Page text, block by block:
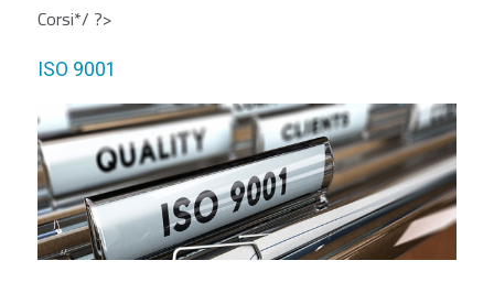
Corsi*/ ?>
ISO 9001